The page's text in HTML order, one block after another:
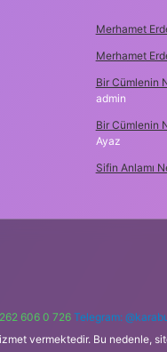
Merhamet
Merhamet
Bir Cümlenin
admin
Bir Cümlenin
Ayaz
Sifin Anlamı
606 0 726 Telegram:
vermektedir. Bu